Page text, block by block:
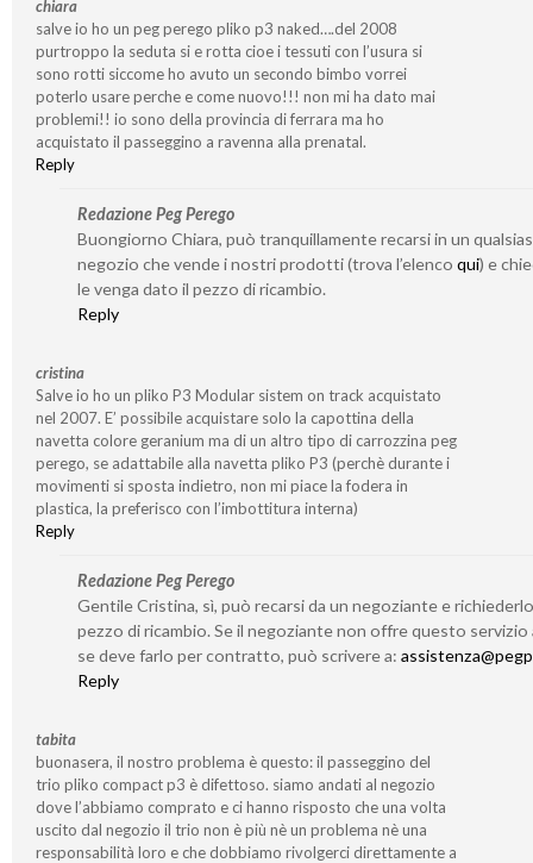
chiara
salve io ho un peg perego pliko p3 naked….del 2008
purtroppo la seduta si e rotta cioe i tessuti con l’usura si
sono rotti siccome ho avuto un secondo bimbo vorrei
poterlo usare perche e come nuovo!!! non mi ha dato mai
problemi!! io sono della provincia di ferrara ma ho
acquistato il passeggino a ravenna alla prenatal.
Reply
Redazione Peg Perego
Buongiorno Chiara, può tranquillamente recarsi in un
negozio che vende i nostri prodotti (trova l’elenco qui) e
le venga dato il pezzo di ricambio.
Reply
cristina
Salve io ho un pliko P3 Modular sistem on track acquistato
nel 2007. E’ possibile acquistare solo la capottina della
navetta colore geranium ma di un altro tipo di carrozzina peg
perego, se adattabile alla navetta pliko P3 (perchè durante i
movimenti si sposta indietro, non mi piace la fodera in
plastica, la preferisco con l’imbottitura interna)
Reply
Redazione Peg Perego
Gentile Cristina, sì, può recarsi da un negoziante e
pezzo di ricambio. Se il negoziante non offre questo servizio
se deve farlo per contratto, può scrivere a:
Reply
tabita
buonasera, il nostro problema è questo: il passeggino del
trio pliko compact p3 è difettoso. siamo andati al negozio
dove l’abbiamo comprato e ci hanno risposto che una volta
uscito dal negozio il trio non è più nè un problema nè una
responsabilità loro e che dobbiamo rivolgerci direttamente a